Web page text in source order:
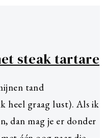
steak tartare
tand
heel graag lust). Als ik
dan mag je er donder